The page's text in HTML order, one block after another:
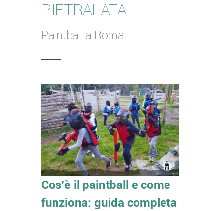
PIETRALATA
Paintball a Roma
Cos’è il paintball e come
funziona: guida completa